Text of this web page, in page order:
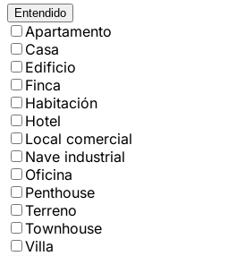
Entendido
Apartamento
Casa
Edificio
Finca
Habitación
Hotel
Local comercial
Nave industrial
Oficina
Penthouse
Terreno
Townhouse
Villa